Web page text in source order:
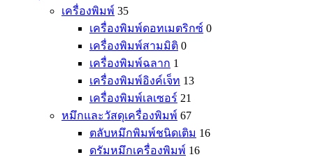
เครื่องพิมพ์ 35
เครื่องพิมพ์ดอทเมตริกซ์ 0
เครื่องพิมพ์สามมิติ 0
เครื่องพิมพ์ฉลาก 1
เครื่องพิมพ์อิงค์เจ็ท 13
เครื่องพิมพ์เลเซอร์ 21
หมึกและวัสดุเครื่องพิมพ์ 67
ตลับหมึกพิมพ์ชนิดเติม 16
ดรัมหมึกเครื่องพิมพ์ 16